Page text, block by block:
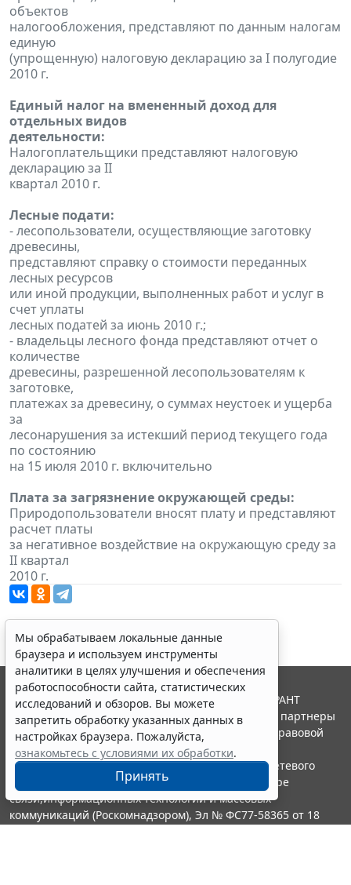
объектов
налогообложения, представляют по данным налогам
единую
(упрощенную) налоговую декларацию за I полугодие
2010 г.
Единый налог на вмененный доход для
отдельных видов
деятельности:
Налогоплательщики представляют налоговую
декларацию за II
квартал 2010 г.
Лесные подати:
- лесопользователи, осуществляющие заготовку
древесины,
представляют справку о стоимости переданных
лесных ресурсов
или иной продукции, выполненных работ и услуг в
счет уплаты
лесных податей за июнь 2010 г.;
- владельцы лесного фонда представляют отчет о
количестве
древесины, разрешенной лесопользователям к
заготовке,
платежах за древесину, о суммах неустоек и ущерба
за
лесонарушения за истекший период текущего года
по состоянию
на 15 июля 2010 г. включительно
Плата за загрязнение окружающей среды:
Природопользователи вносят плату и представляют
расчет платы
за негативное воздействие на окружающую среду за
II квартал
2010 г.
Мы обрабатываем локальные данные
браузера и используем инструменты
аналитики в целях улучшения и обеспечения
работоспособности сайта, статистических
исследований и обзоров. Вы можете
запретить обработку указанных данных в
настройках браузера. Пожалуйста,
ознакомьтесь с условиями их обработки.
Принять
© ООО "НПП "ГАРАНТ-СЕРВИС", 2026. Система ГАРАНТ
выпускается с 1990 года. Компания "Гарант" и ее партнеры
являются участниками Российской ассоциации правовой
информации ГАРАНТ.
Портал ГАРАНТ.РУ зарегистрирован в качестве сетевого
издания Федеральной службой по надзору в сфере
связи,информационных технологий и массовых
коммуникаций (Роскомнадзором), Эл № ФС77-58365 от 18